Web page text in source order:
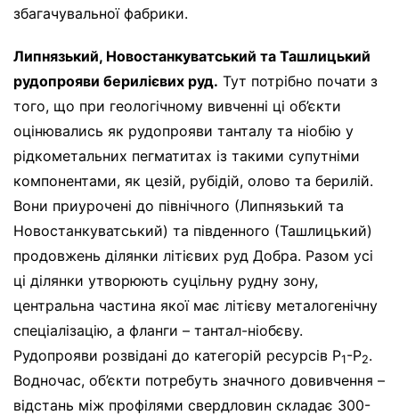
збагачувальної фабрики.
Липнязький, Новостанкуватський та Ташлицький
рудопрояви берилієвих руд. Тут потрібно почати з
того, що при геологічному вивченні ці об’єкти
оцінювались як рудопрояви танталу та ніобію у
рідкометальних пегматитах із такими супутніми
компонентами, як цезій, рубідій, олово та берилій.
Вони приурочені до північного (Липнязький та
Новостанкуватський) та південного (Ташлицький)
продовжень ділянки літієвих руд Добра. Разом усі
ці ділянки утворюють суцільну рудну зону,
центральна частина якої має літієву металогенічну
спеціалізацію, а фланги – тантал-ніобєву.
Рудопрояви розвідані до категорій ресурсів P1-P2.
Водночас, об’єкти потребуть значного довивчення –
відстань між профілями свердловин складає 300-